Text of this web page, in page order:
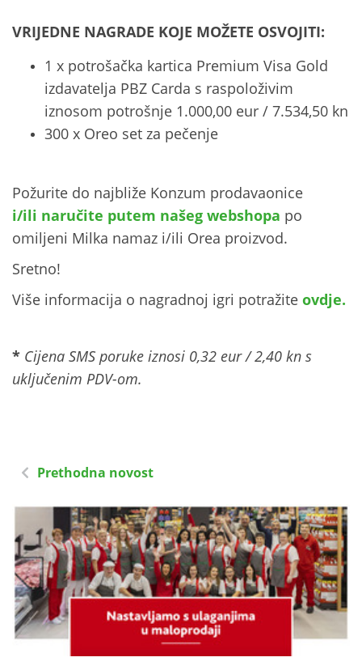
VRIJEDNE NAGRADE KOJE MOŽETE OSVOJITI:
1 x potrošačka kartica Premium Visa Gold
izdavatelja PBZ Carda s raspoloživim
iznosom potrošnje 1.000,00 eur / 7.534,50 kn
300 x Oreo set za pečenje
Požurite do najbliže Konzum prodavaonice
i/ili naručite putem našeg webshopa po
omiljeni Milka namaz i/ili Orea proizvod.
Sretno!
Više informacija o nagradnoj igri potražite ovdje.
* Cijena SMS poruke iznosi 0,32 eur / 2,40 kn s
uključenim PDV-om.
Prethodna novost